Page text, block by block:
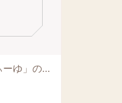
明日は月一の「りあんふぃーゆ」の塩シフォンケーキと「りあん」のパンの販売日です。オープン...